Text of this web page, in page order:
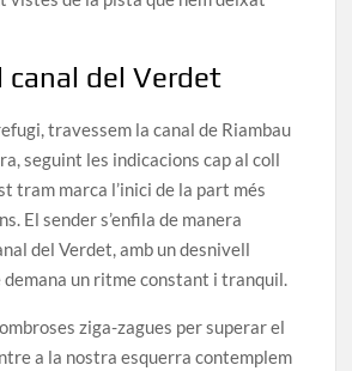
canal del Verdet
travessem la canal de Riambau
seguint les indicacions cap al coll
tram marca l’inici de la part més
El sender s’enfila de manera
del Verdet, amb un desnivell
demana un ritme constant i tranquil.
ziga-zagues per superar el
a la nostra esquerra contemplem